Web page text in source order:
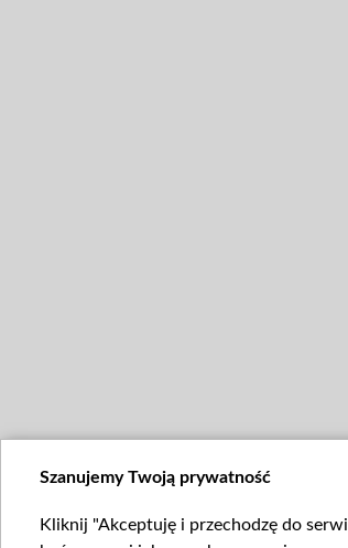
Szanujemy Twoją prywatność
Kliknij "Akceptuję i przechodzę do